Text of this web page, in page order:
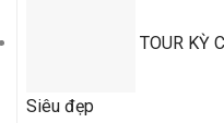
4.500.000₫.là:
TOUR KỲ
Siêu đẹp